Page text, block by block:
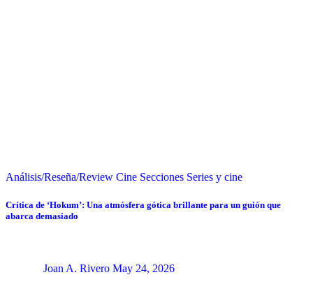
Análisis/Reseña/Review Cine Secciones Series y cine
Crítica de ‘Hokum’: Una atmósfera gótica brillante para un guión que
abarca demasiado
Joan A. Rivero May 24, 2026